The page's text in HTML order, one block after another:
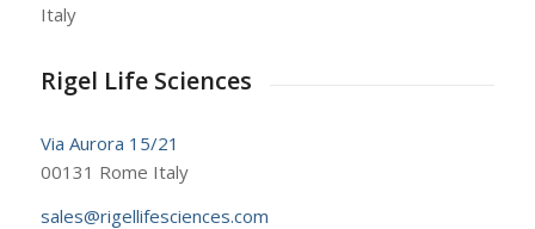
Italy
Rigel Life Sciences
Via Aurora 15/21
00131 Rome Italy
sales@rigellifesciences.com